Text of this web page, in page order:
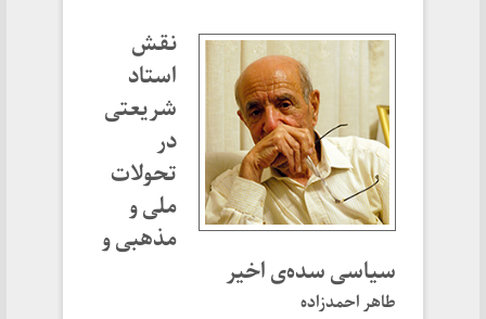
نقش
استاد
شریعتی
در
تحولات
ملی و
مذهبی و
سیاسی سده‌ی اخیر
طاهر احمدزاده